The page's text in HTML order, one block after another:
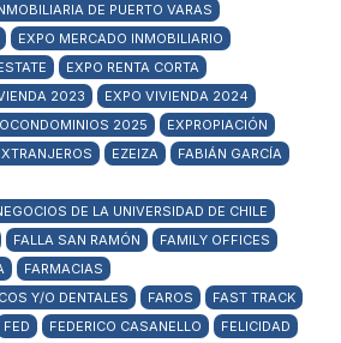
DE PUERTO VARAS
EXPO MERCADO INMOBILIARIO
EXPO RENTA CORTA
2023
EXPO VIVIENDA 2024
2025
EXPROPIACIÓN
EZEIZA
FABIÁN GARCÍA
DE LA UNIVERSIDAD DE CHILE
FALLA SAN RAMÓN
FAMILY OFFICES
FARMACIAS
Y/O DENTALES
FAROS
FAST TRACK
FED FEDERICO CASANELLO
FELICIDAD